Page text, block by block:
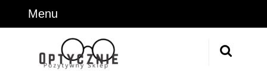
Menu